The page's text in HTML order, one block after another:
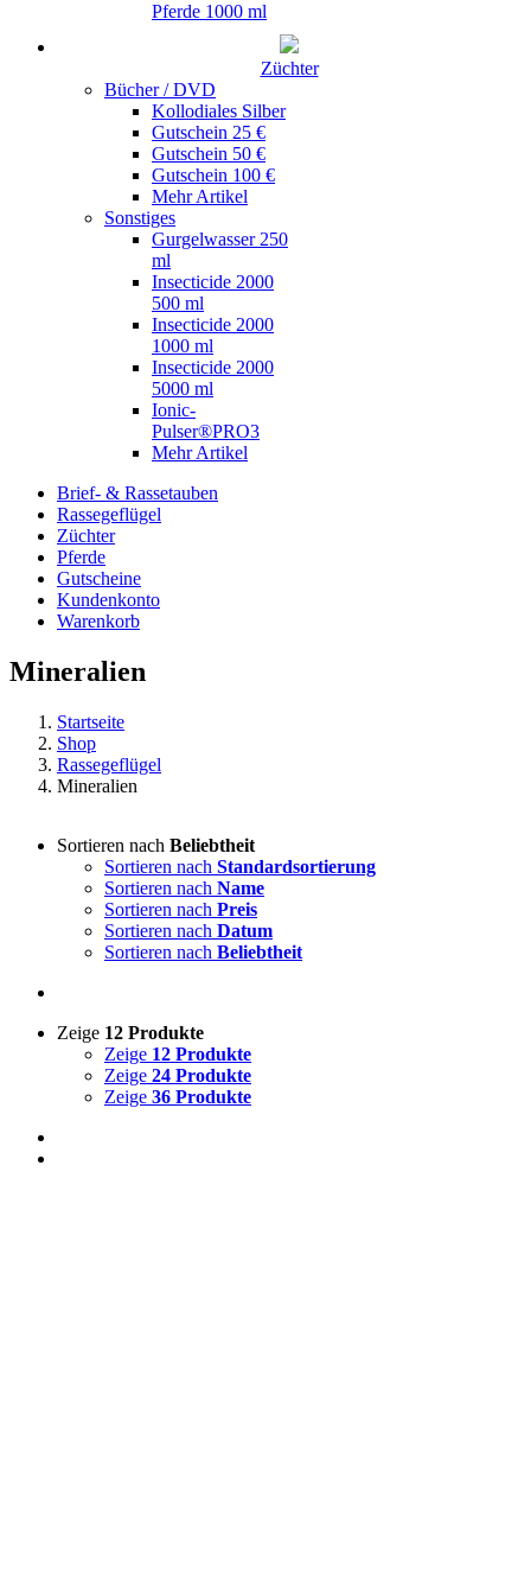
Pferde 1000 ml
Züchter
Bücher / DVD
Kollodiales Silber
Gutschein 25 €
Gutschein 50 €
Gutschein 100 €
Mehr Artikel
Sonstiges
Gurgelwasser 250
ml
Insecticide 2000
500 ml
Insecticide 2000
1000 ml
Insecticide 2000
5000 ml
Ionic-
Pulser®PRO3
Mehr Artikel
Brief- & Rassetauben
Rassegeflügel
Züchter
Pferde
Gutscheine
Kundenkonto
Warenkorb
Mineralien
Startseite
Shop
Rassegeflügel
Mineralien
Sortieren nach Beliebtheit
Sortieren nach Standardsortierung
Sortieren nach Name
Sortieren nach Preis
Sortieren nach Datum
Sortieren nach Beliebtheit
Zeige 12 Produkte
Zeige 12 Produkte
Zeige 24 Produkte
Zeige 36 Produkte